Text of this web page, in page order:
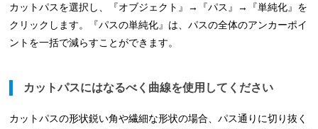
カットパスを選択し、『オブジェクト』→『パス』→『単純化』を
クリックします。『パスの単純化』は、パスの全体のアンカーポイ
ントを一括で減らすことができます。
カットパスにはなるべく曲線を使用してください
カットパスの形状鋭い角や繊細な形状の場合、パス通りに切り抜く